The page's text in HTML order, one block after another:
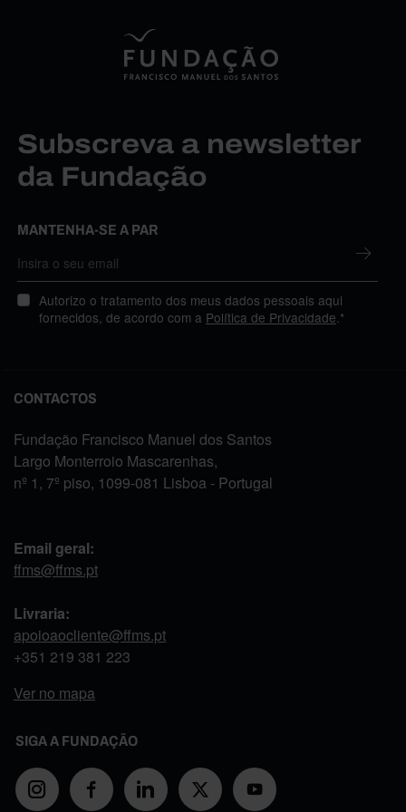
Subscreva a newsletter
da Fundação
MANTENHA-SE A PAR
Autorizo o tratamento dos meus dados pessoais aqui
fornecidos, de acordo com a Política de Privacidade .*
CONTACTOS
Fundação Francisco Manuel dos Santos
Largo Monterroio Mascarenhas,
nº 1, 7º piso, 1099-081 Lisboa - Portugal
Email geral:
ffms@ffms.pt
Livraria:
apoioaocliente@ffms.pt
+351 219 381 223
Ver no mapa
SIGA A FUNDAÇÃO